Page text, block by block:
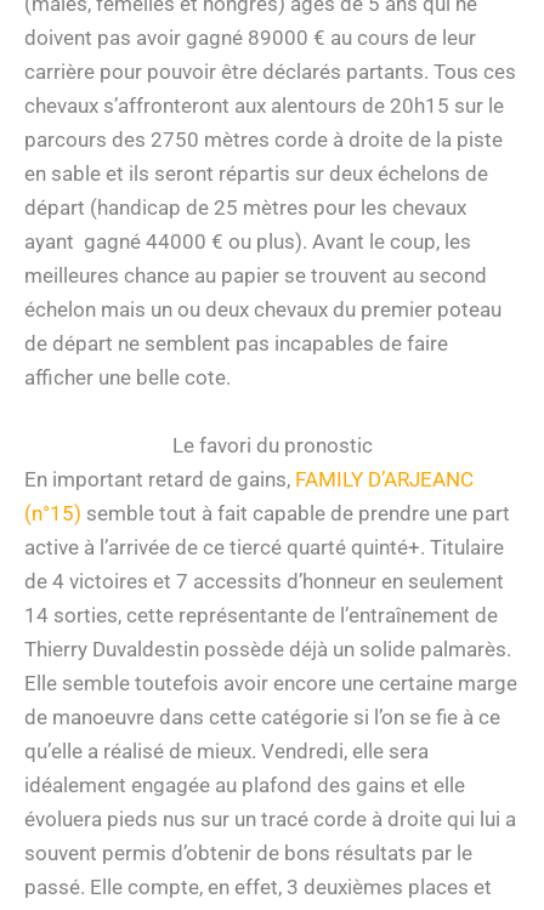
doivent pas avoir gagné 89000 € au cours de leur
carrière pour pouvoir être déclarés partants. Tous ces
chevaux s’affronteront aux alentours de 20h15 sur le
parcours des 2750 mètres corde à droite de la piste
en sable et ils seront répartis sur deux échelons de
départ (handicap de 25 mètres pour les chevaux
ayant gagné 44000 € ou plus). Avant le coup, les
meilleures chance au papier se trouvent au second
échelon mais un ou deux chevaux du premier poteau
de départ ne semblent pas incapables de faire
afficher une belle cote.
Le favori du pronostic
En important retard de gains, FAMILY D’ARJEANC
(n°15) semble tout à fait capable de prendre une part
active à l’arrivée de ce tiercé quarté quinté+. Titulaire
de 4 victoires et 7 accessits d’honneur en seulement
14 sorties, cette représentante de l’entraînement de
Thierry Duvaldestin possède déjà un solide palmarès.
Elle semble toutefois avoir encore une certaine marge
de manoeuvre dans cette catégorie si l’on se fie à ce
qu’elle a réalisé de mieux. Vendredi, elle sera
idéalement engagée au plafond des gains et elle
évoluera pieds nus sur un tracé corde à droite qui lui a
souvent permis d’obtenir de bons résultats par le
passé. Elle compte, en effet, 3 deuxièmes places et